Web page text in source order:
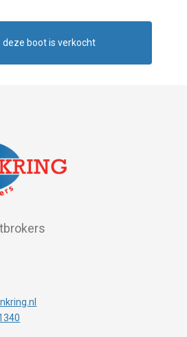
deze boot is verkocht